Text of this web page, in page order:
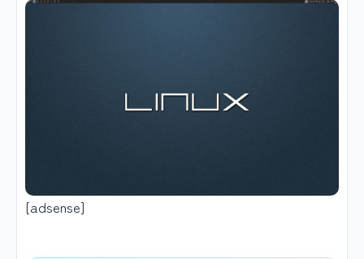
[adsense]